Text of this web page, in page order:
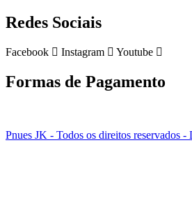
Redes Sociais
Facebook Instagram Youtube
Formas de Pagamento
Pnues JK - Todos os direitos reservados